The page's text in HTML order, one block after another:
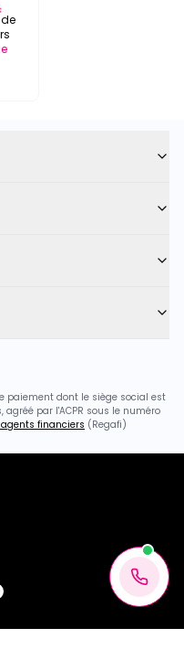
de
dont le siège social est
par l'ACPR sous le numéro
financiers (Regafi)